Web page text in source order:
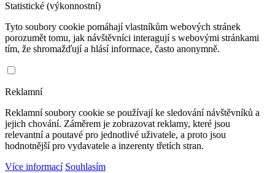
Statistické (výkonnostní)
Tyto soubory cookie pomáhají vlastníkům webových stránek
porozumět tomu, jak návštěvníci interagují s webovými stránkami
tím, že shromažďují a hlásí informace, často anonymně.
Reklamní
Reklamní soubory cookie se používají ke sledování návštěvníků a
jejich chování. Záměrem je zobrazovat reklamy, které jsou
relevantní a poutavé pro jednotlivé uživatele, a proto jsou
hodnotnější pro vydavatele a inzerenty třetích stran.
Více informací Souhlasím